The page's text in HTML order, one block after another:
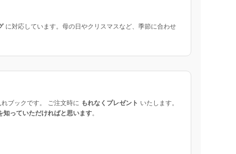
に対応しています。母の日やクリスマスなど、季節に合わせ
ブックです。 ご注文時に もれなくプレゼント いたします。
知っていただければと思います。